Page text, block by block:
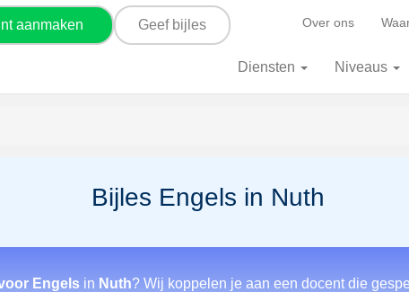
aanmaken Geef bijles Over ons
Diensten Niveaus
Bijles Engels in Nuth
Engelsin Nuth? Wij koppelen je aan een docent die